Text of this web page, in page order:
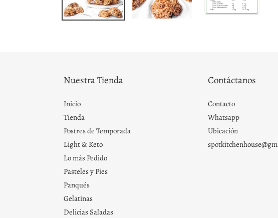
Nuestra Tienda
Inicio
Tienda
Postres de Temporada
Light & Keto
Lo más Pedido
Pasteles y Pies
Panqués
Gelatinas
Delicias Saladas
Contáctanos
Contacto
Whatsapp
Ubicación